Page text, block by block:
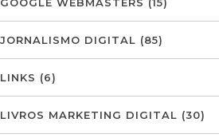
JORNALISMO DIGITAL (85)
LINKS (6)
LIVROS MARKETING DIGITAL (30)